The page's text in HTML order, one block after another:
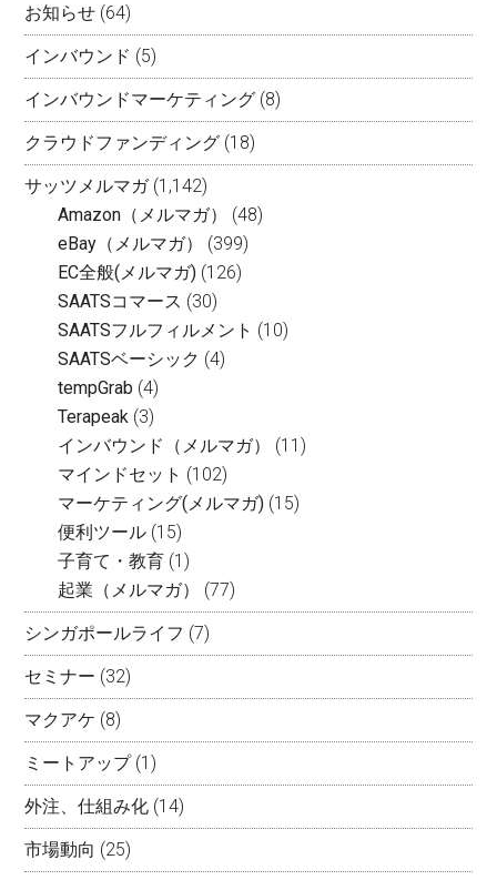
お知らせ (64)
インバウンド (5)
インバウンドマーケティング (8)
クラウドファンディング (18)
サッツメルマガ(1,142)
Amazon（メルマガ）
(48)
eBay（メルマガ）
(399)
EC全般(メルマガ) (126)
SAATSコマース (30)
SAATSフルフィルメント (10)
SAATSベーシック (4)
tempGrab (4)
Terapeak (3)
インバウンド（メルマガ）
(11)
マインドセット (102)
マーケティング(メルマガ) (15)
便利ツール (15)
子育て・教育 (1)
起業（メルマガ）
(77)
シンガポールライフ (7)
セミナー (32)
マクアケ (8)
ミートアップ(1)
外注、仕組み化 (14)
市場動向 (25)